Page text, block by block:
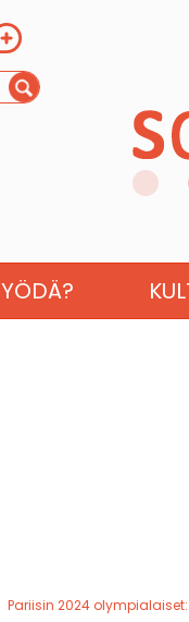
Pariisin 2024